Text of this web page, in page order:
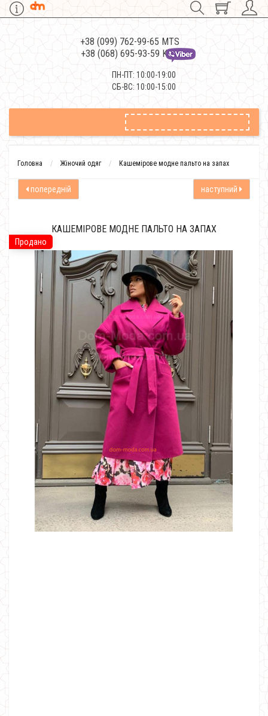
+38 (099) 762-99-65 MTS
+38 (068) 695-93-59 Kievstar
ПН-ПТ: 10:00-19:00
СБ-ВС: 10:00-15:00
Головна Жіночий одяг Кашемірове модне пальто на запах
попередній наступний
Продано
КАШЕМІРОВЕ МОДНЕ ПАЛЬТО НА ЗАПАХ